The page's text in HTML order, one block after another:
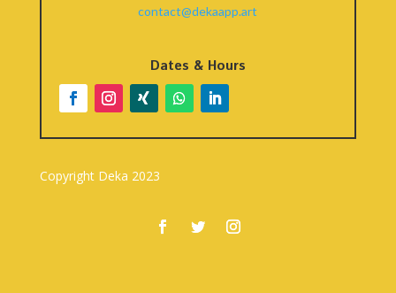
contact@dekaapp.art
Dates & Hours
Copyright Deka 2023